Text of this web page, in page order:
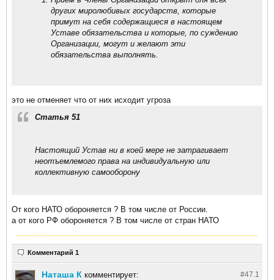
других миролюбивых государств, которые
примут на себя содержащиеся в настоящем
Уставе обязательства и которые, по суждению
Организации, могут и желают эти
обязательства выполнять.
это не отменяет что от них исходит угроза
Статья 51
Настоящий Устав ни в коей мере не затрагивает
неотъемлемого права на индивидуальную или
коллективную самооборону
От кого НАТО обороняется ? В том числе от России.
а от кого РФ обороняется ? В том числе от стран НАТО
Комментарий 1
#47.1
Наташа К комментирует: